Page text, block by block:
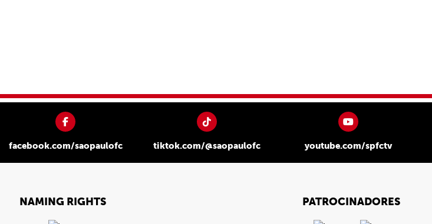
facebook.com/saopaulofc tiktok.com/@saopaulofc youtube.com/spfctv
NAMING RIGHTS PATROCINADORES